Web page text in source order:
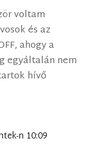
voltam
és az
ahogy a
egyáltalán nem
hívő
n 10:09